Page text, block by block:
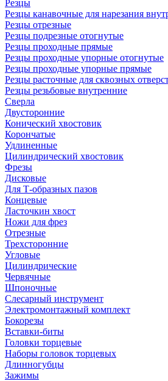
Резцы
Резцы канавочные для нарезания
Резцы отрезные
Резцы подрезные отогнутые
Резцы проходные прямые
Резцы проходные упорные отогнутые
Резцы проходные упорные прямые
Резцы расточные для сквозных
Резцы резьбовые внутренние
Сверла
Двусторонние
Конический хвостовик
Корончатые
Удлиненные
Цилиндрический хвостовик
Фрезы
Дисковые
Для Т-образных пазов
Концевые
Ласточкин хвост
Ножи для фрез
Отрезные
Трехсторонние
Угловые
Цилиндрические
Червячные
Шпоночные
Слесарный инструмент
Электромонтажный комплект
Бокорезы
Вставки-биты
Головки торцевые
Наборы головок торцевых
Длинногубцы
Зажимы